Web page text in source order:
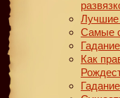
Самые
Как